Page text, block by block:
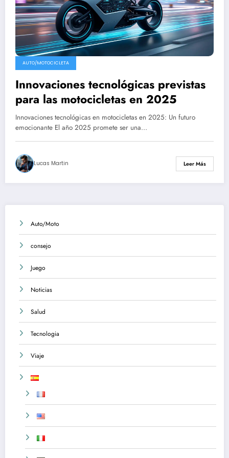
AUTO/MOTOCICLETA
Innovaciones tecnológicas previstas
para las motocicletas en 2025
Innovaciones tecnológicas en motocicletas en 2025: Un futuro
emocionante El año 2025 promete ser una…
Lucas Martin Leer Más
Auto/Moto
consejo
Juego
Noticias
Salud
Tecnologia
Viaje